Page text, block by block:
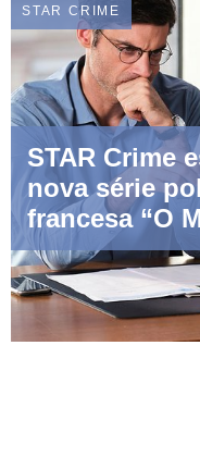
STAR CRIME
STAR Crime
nova série
francesa “O
Wagner”